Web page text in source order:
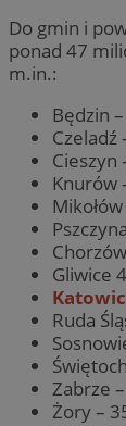
Do gmin i
ponad 47
m.in.:
Będzin
Czeladź
Cieszyn
Knurów
Gliwice
Ruda
Zabrze
Żory –